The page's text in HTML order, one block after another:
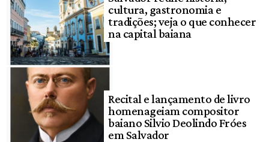
cultura, gastronomia e
tradições; veja o que conhecer
na capital baiana
Recital e lançamento de livro
homenageiam compositor
baiano Silvio Deolindo Fróes
em Salvador